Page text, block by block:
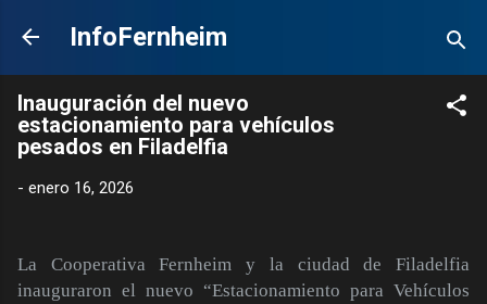
Ir al contenido principal
InfoFernheim
Inauguración del nuevo
estacionamiento para vehículos
pesados en Filadelfia
- enero 16, 2026
La Cooperativa Fernheim y la ciudad de Filadelfia
inauguraron el nuevo “Estacionamiento para Vehículos